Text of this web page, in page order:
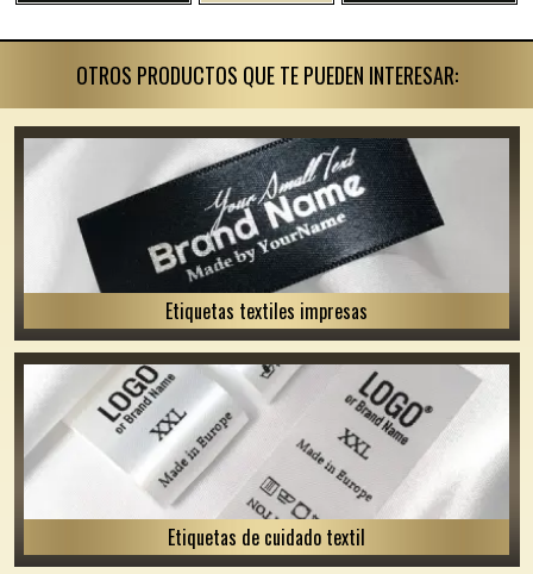
OTROS PRODUCTOS QUE TE PUEDEN INTERESAR:
Etiquetas textiles impresas
Etiquetas de cuidado textil